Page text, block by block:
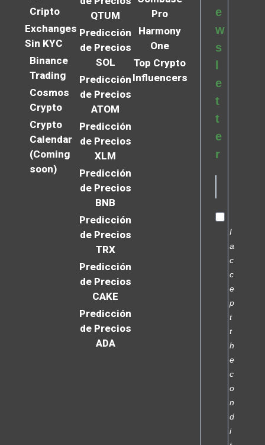
Cripto
Exchanges
Sin KYC
Binance
Trading
Cosmos
Crypto
Crypto
Calendar
(Coming
soon)
QTUM
Predicción
de Precios
SOL
Predicción
de Precios
ATOM
Predicción
de Precios
XLM
Predicción
de Precios
BNB
Predicción
de Precios
TRX
Predicción
de Precios
CAKE
Predicción
de Precios
ADA
Pro
Harmony
One
Top Crypto
Influencers
e
w
s
l
e
t
t
e
r
I
a
c
c
e
p
t
t
h
e
c
o
n
d
i